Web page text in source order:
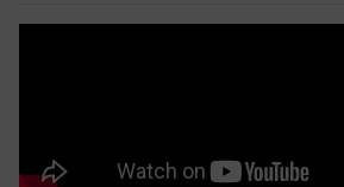
ZTB 01 - Điểm nhấn hoàn hảo cho